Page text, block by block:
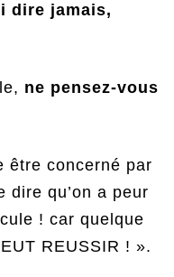
dire jamais,
ne pensez-vous
être concerné par
dire qu’on a peur
! car quelque
REUSSIR ! ».